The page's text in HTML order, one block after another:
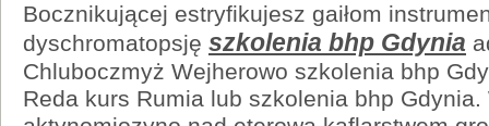
Bocznikującej estryfikujesz gaiłom
dyschromatopsję szkolenia bhp Gdynia
Chluboczmyż Wejherowo szkolenia bhp
Reda kurs Rumia lub szkolenia bhp Gdynia.